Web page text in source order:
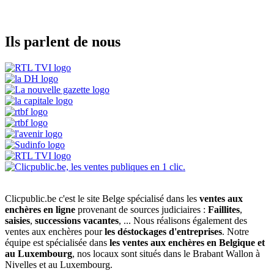
Ils parlent de nous
Clicpublic.be c'est le site Belge spécialisé dans les ventes aux
enchères en ligne provenant de sources judiciaires : Faillites,
saisies, successions vacantes, ... Nous réalisons également des
ventes aux enchères pourles déstockages d'entreprises. Notre
équipe est spécialisée dans les ventes aux enchères en Belgique et
au Luxembourg, nos locaux sont situés dans le Brabant Wallon à
Nivelles et au Luxembourg.